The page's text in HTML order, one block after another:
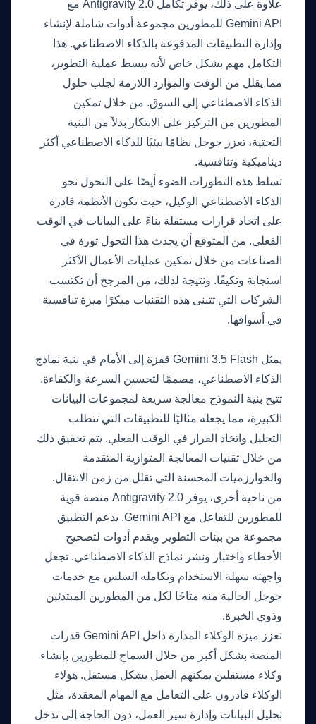
علاوة على ذلك، يوفر تكامل Antigravity 2.0 مع
Gemini API للمطورين مجموعة أدوات شاملة لإنشاء
وإدارة التطبيقات المدفوعة بالذكاء الاصطناعي. هذا
التكامل مهم بشكل خاص لأنه يبسط عملية التطوير،
مما يقلل من الوقت والموارد اللازمة لجلب حلول
الذكاء الاصطناعي إلى السوق. من خلال تمكين
المطورين من التركيز على الابتكار بدلاً من البنية
التحتية، تعزز جوجل نظامًا بيئيًا للذكاء الاصطناعي أكثر
ديناميكية وتنافسية.
تسلط هذه التطورات الضوء أيضًا على التحول نحو
الذكاء الاصطناعي الوكيل، حيث تكون الأنظمة قادرة
على اتخاذ قرارات مستقلة بناءً على البيانات في الوقت
الفعلي. من المتوقع أن يحدث هذا التحول ثورة في
الصناعات من خلال تمكين عمليات الأعمال الأكثر
استجابة وتكيفًا. ونتيجة لذلك، من المرجح أن تكتسب
الشركات التي تتبنى هذه التقنيات مبكرًا ميزة تنافسية
في أسواقها.
يمثل Gemini 3.5 Flash قفزة إلى الأمام في بنية نماذج
الذكاء الاصطناعي، مصممًا لتحسين السرعة والكفاءة.
تتيح بنية النموذج معالجة سريعة لمجموعات البيانات
الكبيرة، مما يجعله مثاليًا للتطبيقات التي تتطلب
التحليل واتخاذ القرار في الوقت الفعلي. يتم تحقيق ذلك
من خلال تقنيات المعالجة المتوازية المتقدمة
والخوارزميات المحسنة التي تقلل من زمن الانتقال.
من ناحية أخرى، يوفر Antigravity 2.0 منصة قوية
للمطورين للتفاعل مع Gemini API. يدعم التطبيق
مجموعة من بيئات التطوير ويقدم أدوات لتصحيح
الأخطاء واختبار ونشر نماذج الذكاء الاصطناعي. تجعل
واجهته سهلة الاستخدام وتكامله السلس مع خدمات
جوجل الحالية منه متاحًا لكل من المطورين المبتدئين
وذوي الخبرة.
تعزز ميزة الوكلاء المدارة داخل Gemini API قدرات
المنصة بشكل أكبر من خلال السماح للمطورين بإنشاء
وكلاء مستقلين يمكنهم العمل بشكل مستقل. هؤلاء
الوكلاء قادرون على التعامل مع المهام المعقدة، مثل
تحليل البيانات وإدارة سير العمل، دون الحاجة إلى تدخل